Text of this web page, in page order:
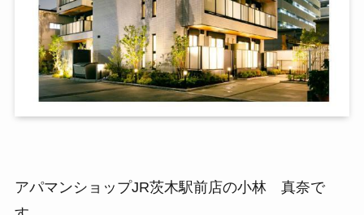
アパマンショップJR茨木駅前店の小林 真奈で